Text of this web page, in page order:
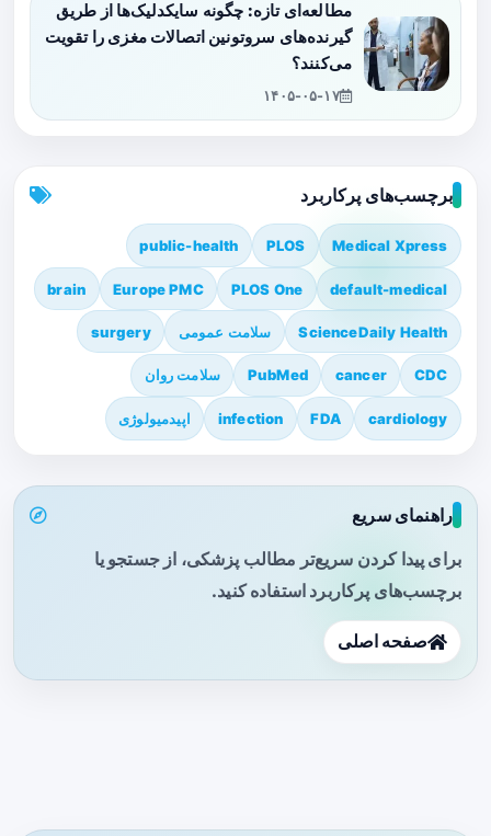
مطالعه‌ای تازه: چگونه سایکدلیک‌ها از طریق
گیرنده‌های سروتونین اتصالات مغزی را تقویت
می‌کنند؟
۱۴۰۵-۰۵-۱۷
برچسب‌های پرکاربرد
Medical Xpress
PLOS
public-health
default-medical
PLOS One
Europe PMC
brain
ScienceDaily Health سلامت عمومی surgery
CDC
cancer
PubMed سلامت روان
cardiology
FDA
infection اپیدمیولوژی
راهنمای سریع
برای پیدا کردن سریع‌تر مطالب پزشکی، از جستجو یا
برچسب‌های پرکاربرد استفاده کنید.
صفحه اصلی